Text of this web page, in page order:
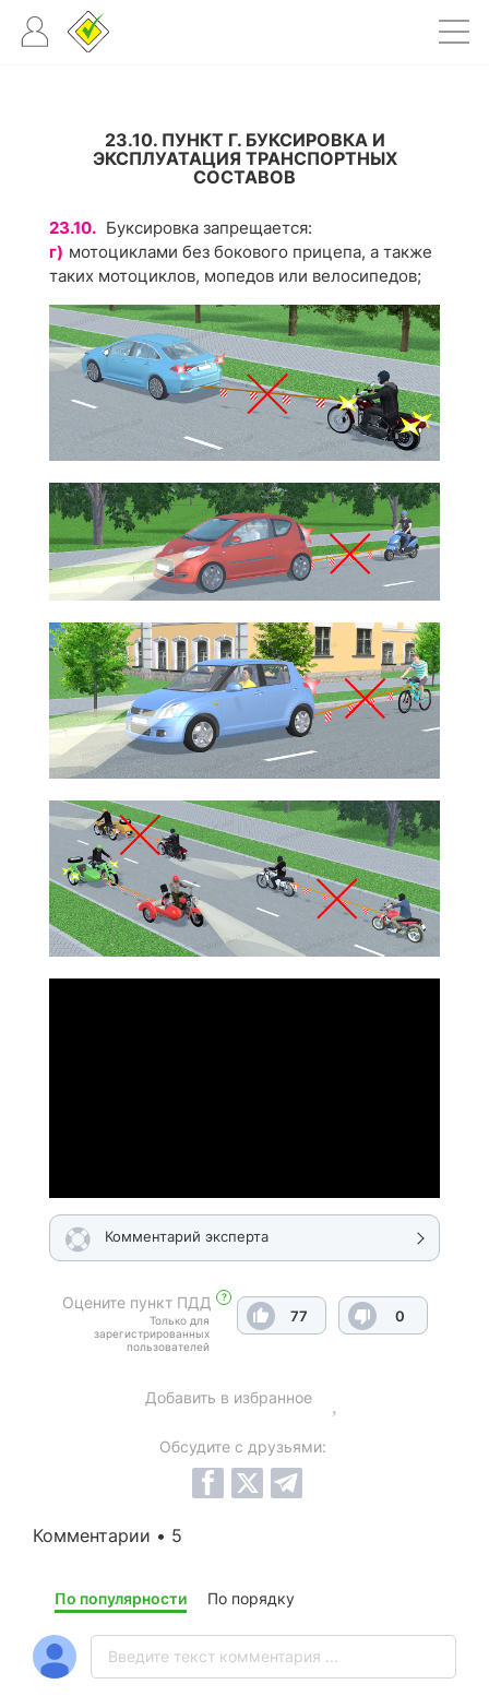
23.10. ПУНКТ Г. БУКСИРОВКА И
ЭКСПЛУАТАЦИЯ ТРАНСПОРТНЫХ
СОСТАВОВ
23.10. Буксировка запрещается:
г) мотоциклами без бокового прицепа, а также
таких мотоциклов, мопедов или велосипедов;
Комментарий эксперта
Оцените пункт ПДД ?
Только для
зарегистрированных
пользователей
77 0
Добавить в избранное
Обсудите с друзьями:
Комментарии • 5
По популярности По порядку